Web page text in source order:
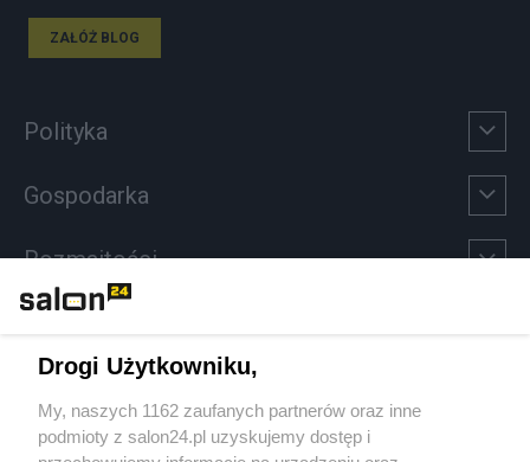
ZAŁÓŻ BLOG
Polityka
Gospodarka
Rozmaitości
Sport
Społeczeństwo
Drogi Użytkowniku,
My, naszych 1162 zaufanych partnerów oraz inne
podmioty z salon24.pl uzyskujemy dostęp i